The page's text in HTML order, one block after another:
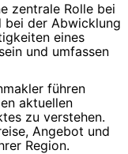
zentrale Rolle bei
bei der Abwicklung
eines
und umfassen
führen
aktuellen
zu verstehen.
Angebot und
Region.